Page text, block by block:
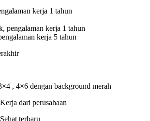
kerja 1 tahun
pengalaman kerja 1 tahun
kerja 5 tahun
, 4×6 dengan background merah
dari perusahaan
terbaru